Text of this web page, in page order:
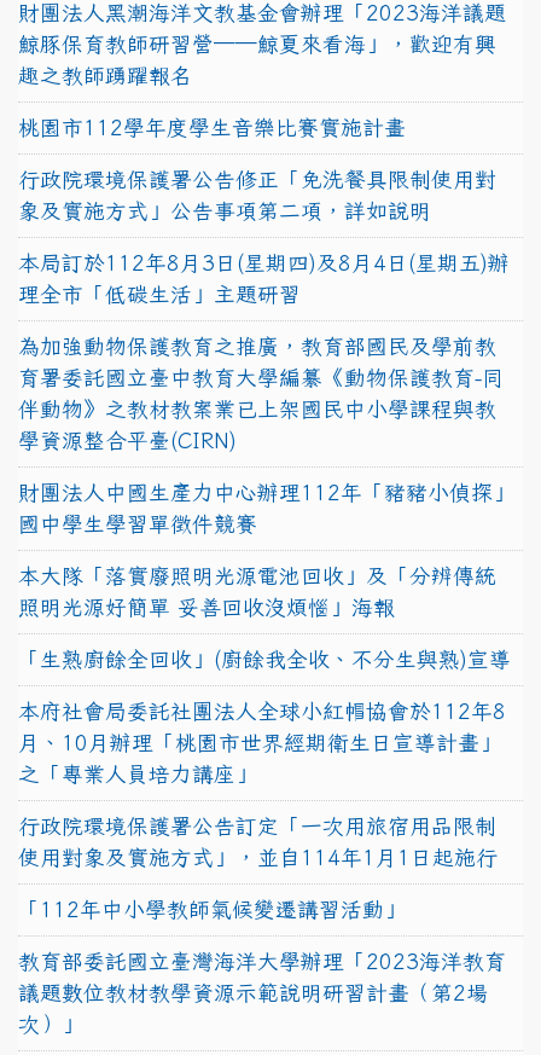
財團法人黑潮海洋文教基金會辦理「2023海洋議題
鯨豚保育教師研習營──鯨夏來看海」，歡迎有興
趣之教師踴躍報名
桃園市112學年度學生音樂比賽實施計畫
行政院環境保護署公告修正「免洗餐具限制使用對
象及實施方式」公告事項第二項，詳如說明
本局訂於112年8月3日(星期四)及8月4日(星期五)辦
理全市「低碳生活」主題研習
為加強動物保護教育之推廣，教育部國民及學前教
育署委託國立臺中教育大學編纂《動物保護教育-同
伴動物》之教材教案業已上架國民中小學課程與教
學資源整合平臺(CIRN)
財團法人中國生產力中心辦理112年「豬豬小偵探」
國中學生學習單徵件競賽
本大隊「落實廢照明光源電池回收」及「分辨傳統
照明光源好簡單 妥善回收沒煩惱」海報
「生熟廚餘全回收」(廚餘我全收、不分生與熟)宣導
本府社會局委託社團法人全球小紅帽協會於112年8
月、10月辦理「桃園市世界經期衛生日宣導計畫」
之「專業人員培力講座」
行政院環境保護署公告訂定「一次用旅宿用品限制
使用對象及實施方式」，並自114年1月1日起施行
「112年中小學教師氣候變遷講習活動」
教育部委託國立臺灣海洋大學辦理「2023海洋教育
議題數位教材教學資源示範說明研習計畫（第2場
次）」